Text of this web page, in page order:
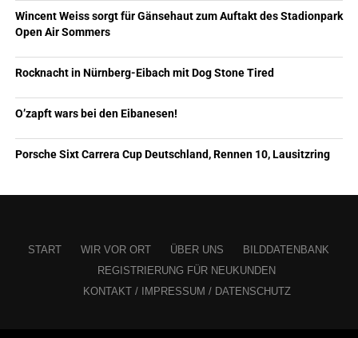
Wincent Weiss sorgt für Gänsehaut zum Auftakt des Stadionpark
Open Air Sommers
Rocknacht in Nürnberg-Eibach mit Dog Stone Tired
O’zapft wars bei den Eibanesen!
Porsche Sixt Carrera Cup Deutschland, Rennen 10, Lausitzring
START WIR VOR ORT ÜBER UNS
BILDDATENBANK
REGISTRIERUNG FÜR NEUKUNDEN
KONTAKT / IMPRESSUM / DATENSCHUTZ